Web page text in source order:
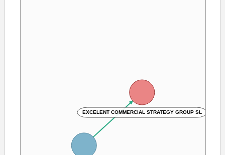
EXCELENT COMMERCIAL STRATEGY GROUP SL